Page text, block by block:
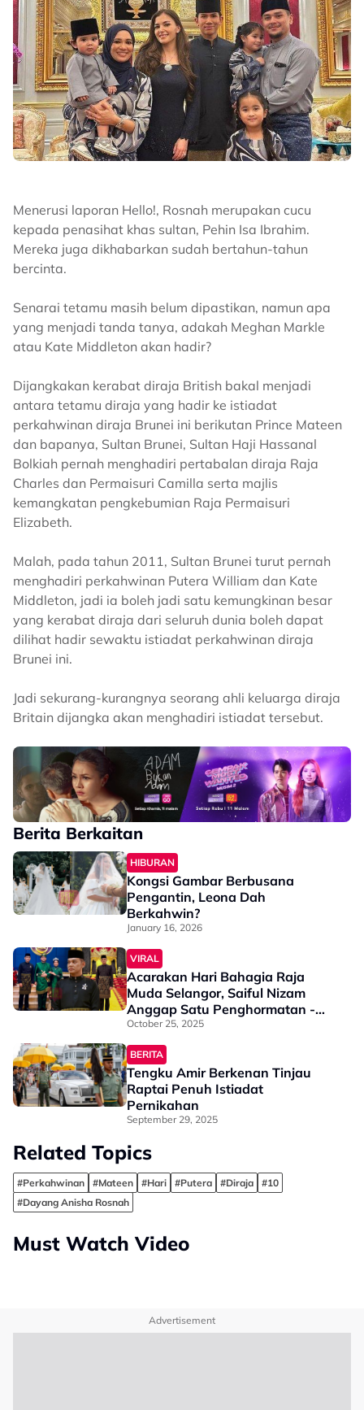
Menerusi laporan Hello!, Rosnah merupakan cucu
kepada penasihat khas sultan, Pehin Isa Ibrahim.
Mereka juga dikhabarkan sudah bertahun-tahun
bercinta.
Senarai tetamu masih belum dipastikan, namun apa
yang menjadi tanda tanya, adakah Meghan Markle
atau Kate Middleton akan hadir?
Dijangkakan kerabat diraja British bakal menjadi
antara tetamu diraja yang hadir ke istiadat
perkahwinan diraja Brunei ini berikutan Prince Mateen
dan bapanya, Sultan Brunei, Sultan Haji Hassanal
Bolkiah pernah menghadiri pertabalan diraja Raja
Charles dan Permaisuri Camilla serta majlis
kemangkatan pengkebumian Raja Permaisuri
Elizabeth.
Malah, pada tahun 2011, Sultan Brunei turut pernah
menghadiri perkahwinan Putera William dan Kate
Middleton, jadi ia boleh jadi satu kemungkinan besar
yang kerabat diraja dari seluruh dunia boleh dapat
dilihat hadir sewaktu istiadat perkahwinan diraja
Brunei ini.
Jadi sekurang-kurangnya seorang ahli keluarga diraja
Britain dijangka akan menghadiri istiadat tersebut.
Berita Berkaitan
HIBURAN
Kongsi Gambar Berbusana
Pengantin, Leona Dah
Berkahwin?
January 16, 2026
VIRAL
Acarakan Hari Bahagia Raja
Muda Selangor, Saiful Nizam
Anggap Satu Penghormatan -
"Saya Banyak Buat Rujukan &
Latihan..."
October 25, 2025
BERITA
Tengku Amir Berkenan Tinjau
Raptai Penuh Istiadat
Pernikahan
September 29, 2025
Related Topics
#Perkahwinan #Mateen #Hari #Putera #Diraja
#10
#Dayang Anisha Rosnah
Must Watch Video
Advertisement